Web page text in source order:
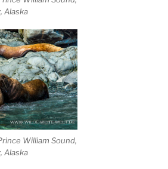
Alaska
William Sound,
Alaska